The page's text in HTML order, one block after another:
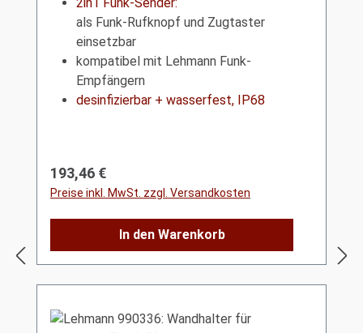
als Funk-Rufknopf und Zugtaster
einsetzbar
kompatibel mit Lehmann Funk-
Empfängern
desinfizierbar + wasserfest, IP68
Regulärer Preis:
193,46 €
Preise inkl. MwSt. zzgl. Versandkosten
In den Warenkorb